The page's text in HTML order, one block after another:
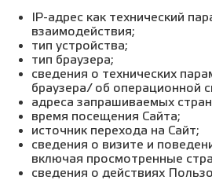
IP-адрес как технический
взаимодействия;
тип устройства;
тип браузера;
сведения о технических
браузера/ об операционной
адреса запрашиваемых
время посещения Сайта;
источник перехода на Сайт;
сведения о визите и
включая просмотренные
сведения о действиях